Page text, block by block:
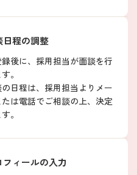
日程の調整
後に、採用担当が面談を行
。
の日程は、採用担当よりメー
たは電話でご相談の上、決定
。
フィールの入力